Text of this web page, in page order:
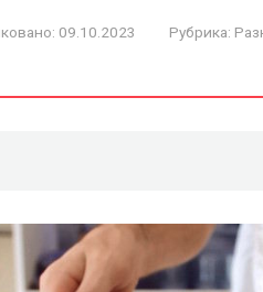
09.10.2023 Рубрика: